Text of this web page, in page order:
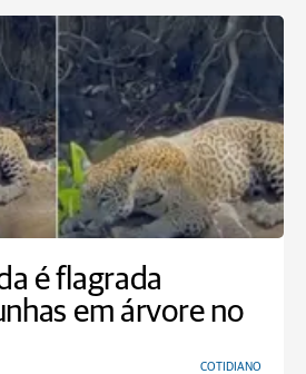
é flagrada
em árvore no
COTIDIANO